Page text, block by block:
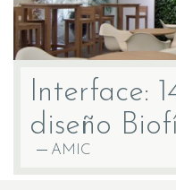
Interface:
diseño
AMIC